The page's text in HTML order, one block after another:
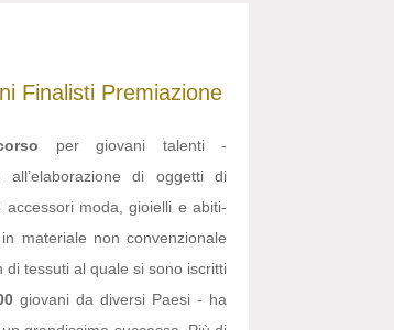
Finalisti Premiazione
per giovani talenti -
all’elaborazione di oggetti di
accessori moda, gioielli e abiti-
materiale non convenzionale
di tessuti al quale si sono iscritti
giovani da diversi Paesi - ha